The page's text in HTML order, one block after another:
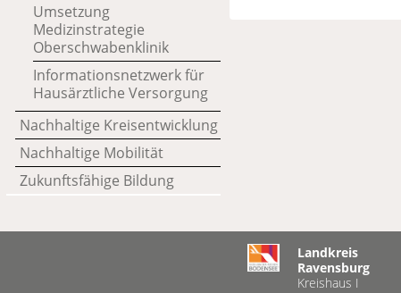
Umsetzung
Medizinstrategie
Oberschwabenklinik
Informationsnetzwerk für
Hausärztliche Versorgung
Nachhaltige Kreisentwicklung
Nachhaltige Mobilität
Zukunftsfähige Bildung
Landkreis
Ravensburg
Kreishaus I